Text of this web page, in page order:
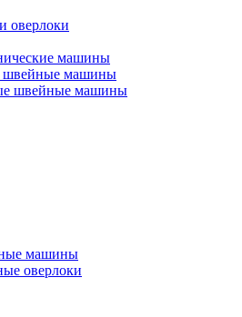
машины
швейные машины
швейные машины
машины
оверлоки